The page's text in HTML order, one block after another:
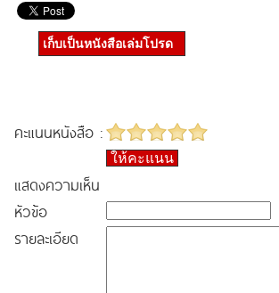
เก็บเป็นหนังสือเล่มโปรด
คะแนนหนังสือ :
ให้คะแนน
แสดงความเห็น
หัวข้อ
รายละเอียด